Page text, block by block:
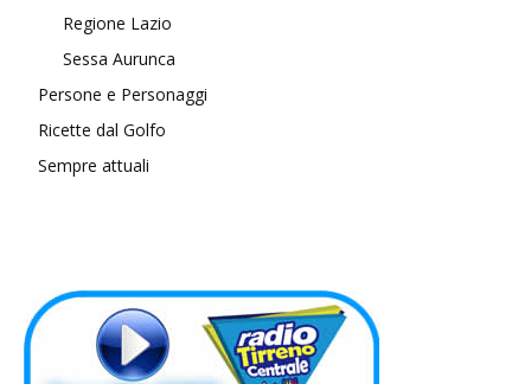
Regione Lazio
Sessa Aurunca
Persone e Personaggi
Ricette dal Golfo
Sempre attuali